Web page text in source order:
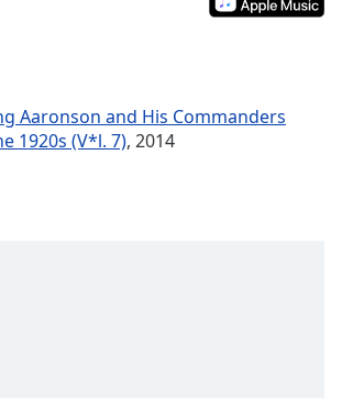
Aaronson and His Commanders
1920s (V*l. 7), 2014